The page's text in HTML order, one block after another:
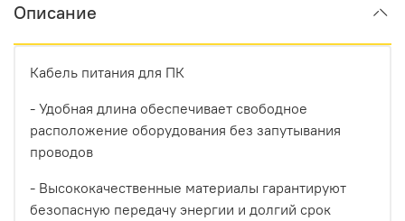
Описание
Кабель питания для ПК
- Удобная длина обеспечивает свободное
расположение оборудования без запутывания
проводов
- Высококачественные материалы гарантируют
безопасную передачу энергии и долгий срок